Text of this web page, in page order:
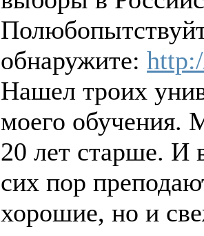
обнаружите:
Нашел троих
моего обучения.
20 лет старше. И
сих пор
хорошие, но и